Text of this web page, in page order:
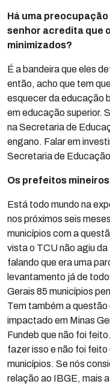
Há uma
senhor acredita que
minimizados?
É a bandeira que eles
então, acho que tem
esquecer da educação
em educação superior.
na Secretaria de
engano. Falar em
Secretaria de
Os prefeitos
Está todo mundo na
nos próximos seis
municípios com a
vista o TCU não agiu
falando que era uma
levantamento já de
Gerais 85 municípios
Tem também a
impactado em Minas
Fundeb que não foi
fazer isso e não foi
municípios. Se nós
relação ao IBGE, mais